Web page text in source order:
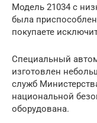
Модель 21034 с
была
покупаете
Специальный
изготовлен
служб
национальной
оборудована.